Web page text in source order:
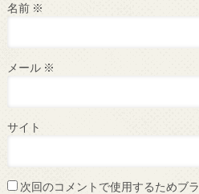
名前 ※
メール ※
サイト
次回のコメントで使用するためブ